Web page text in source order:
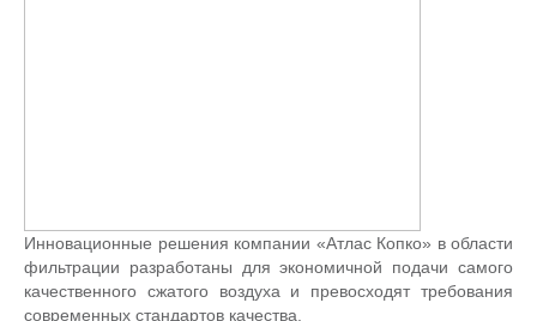
Инновационные решения компании «Атлас Копко» в области
фильтрации разработаны для экономичной подачи самого
качественного сжатого воздуха и превосходят требования
современных стандартов качества.